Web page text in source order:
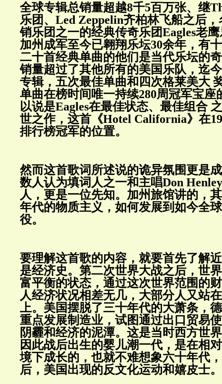
全球专辑总销量超越8千5百万张、继
乐团、Led Zeppelin齐柏林飞船之后
销乐团之一的经典传奇乐团Eagles老
加州成军至今已翱翔乐坛30余年，有
二十首经典单曲的他们是当代乐坛的
销量超过了其他所有的美国乐队，迄
专辑，五次最佳单曲和四次格莱美大
单曲在榜时间唯一持续280周冠军宝座
以说是Eagles在最佳状态、最佳组合
世之作，这首《Hotel California》在
排行榜冠军的位置。
然而这首歌词所述说的诡异氛围更是
数人认为填词人之一和主唱Don
人，更是一位先知。加州旅馆讲的，
年代的物质主义，如何发展到如今全
役。
要理解这首歌的内容，就要首先了解
是经济史。第二次世界大战之后，世
富平衡的状态，通过这次世界范围的
人经济状况相差无几，大部分人又站
上。美国摆脱了三十年代的大萧条，
重点发展制造业，试图通过出口贸易
阴霾和经济的泥潭。这是当时西方世
因此战后出生的婴儿潮一代，是在相
境下成长的，也就不难想象六十年代
后，美国出现的反文化运动和嬉皮士。